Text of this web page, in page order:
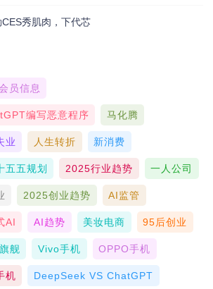
秀肌肉，下代芯
员信息
编写恶意程序 马化腾
业 人生转折 新消费
五五规划 2025行业趋势 一人公司
2025创业趋势 AI监管
AI AI趋势 美妆电商 95后创业
舰 Vivo手机 OPPO手机
机 DeepSeek VS ChatGPT